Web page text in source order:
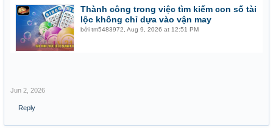
Thành công trong việc tìm kiếm con số tài
lộc không chỉ dựa vào vận may
bởitm5483972 ,Aug 9, 2026 at 12:51 PM
Jun 2, 2026
Reply